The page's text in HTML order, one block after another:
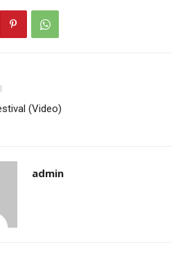
(Video)
admin